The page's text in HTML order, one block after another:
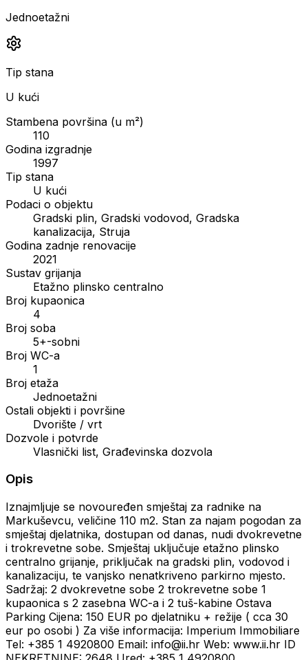
Jednoetažni
Tip stana
U kući
Stambena površina (u m²)
110
Godina izgradnje
1997
Tip stana
U kući
Podaci o objektu
Gradski plin, Gradski vodovod, Gradska
kanalizacija, Struja
Godina zadnje renovacije
2021
Sustav grijanja
Etažno plinsko centralno
Broj kupaonica
4
Broj soba
5+-sobni
Broj WC-a
1
Broj etaža
Jednoetažni
Ostali objekti i površine
Dvorište / vrt
Dozvole i potvrde
Vlasnički list, Građevinska dozvola
Opis
Iznajmljuje se novouređen smještaj za radnike na
Markuševcu, veličine 110 m2. Stan za najam pogodan za
smještaj djelatnika, dostupan od danas, nudi dvokrevetne
i trokrevetne sobe. Smještaj uključuje etažno plinsko
centralno grijanje, priključak na gradski plin, vodovod i
kanalizaciju, te vanjsko nenatkriveno parkirno mjesto.
Sadržaj: 2 dvokrevetne sobe 2 trokrevetne sobe 1
kupaonica s 2 zasebna WC-a i 2 tuš-kabine Ostava
Parking Cijena: 150 EUR po djelatniku + režije ( cca 30
eur po osobi ) Za više informacija: Imperium Immobiliare
Tel: +385 1 4920800 Email: info@ii.hr Web: www.ii.hr ID